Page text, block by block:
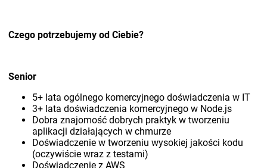
Czego potrzebujemy od Ciebie?
Senior
5+ lata ogólnego komercyjnego doświadczenia w IT
3+ lata doświadczenia komercyjnego w Node.js
Dobra znajomość dobrych praktyk w tworzeniu
aplikacji działających w chmurze
Doświadczenie w tworzeniu wysokiej jakości kodu
(oczywiście wraz z testami)
Doświadczenie z AWS